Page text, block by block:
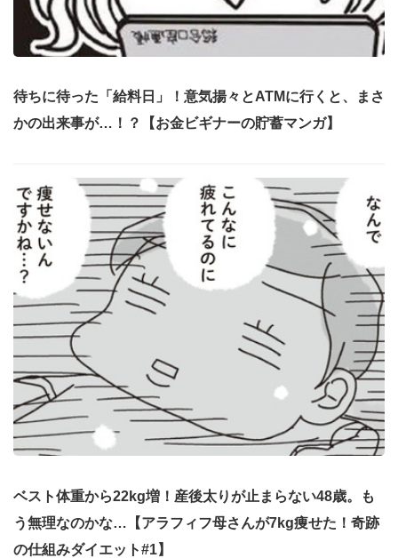
待ちに待った「給料日」！意気揚々とATMに行くと、まさ
かの出来事が…！？【お金ビギナーの貯蓄マンガ】
ベスト体重から22kg増！産後太りが止まらない48歳。も
う無理なのかな…【アラフィフ母さんが7kg痩せた！奇跡
の仕組みダイエット#1】